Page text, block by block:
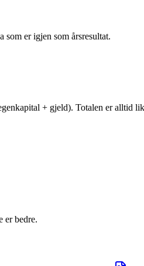
er igjen som årsresultat.
+ gjeld). Totalen er alltid
er bedre.